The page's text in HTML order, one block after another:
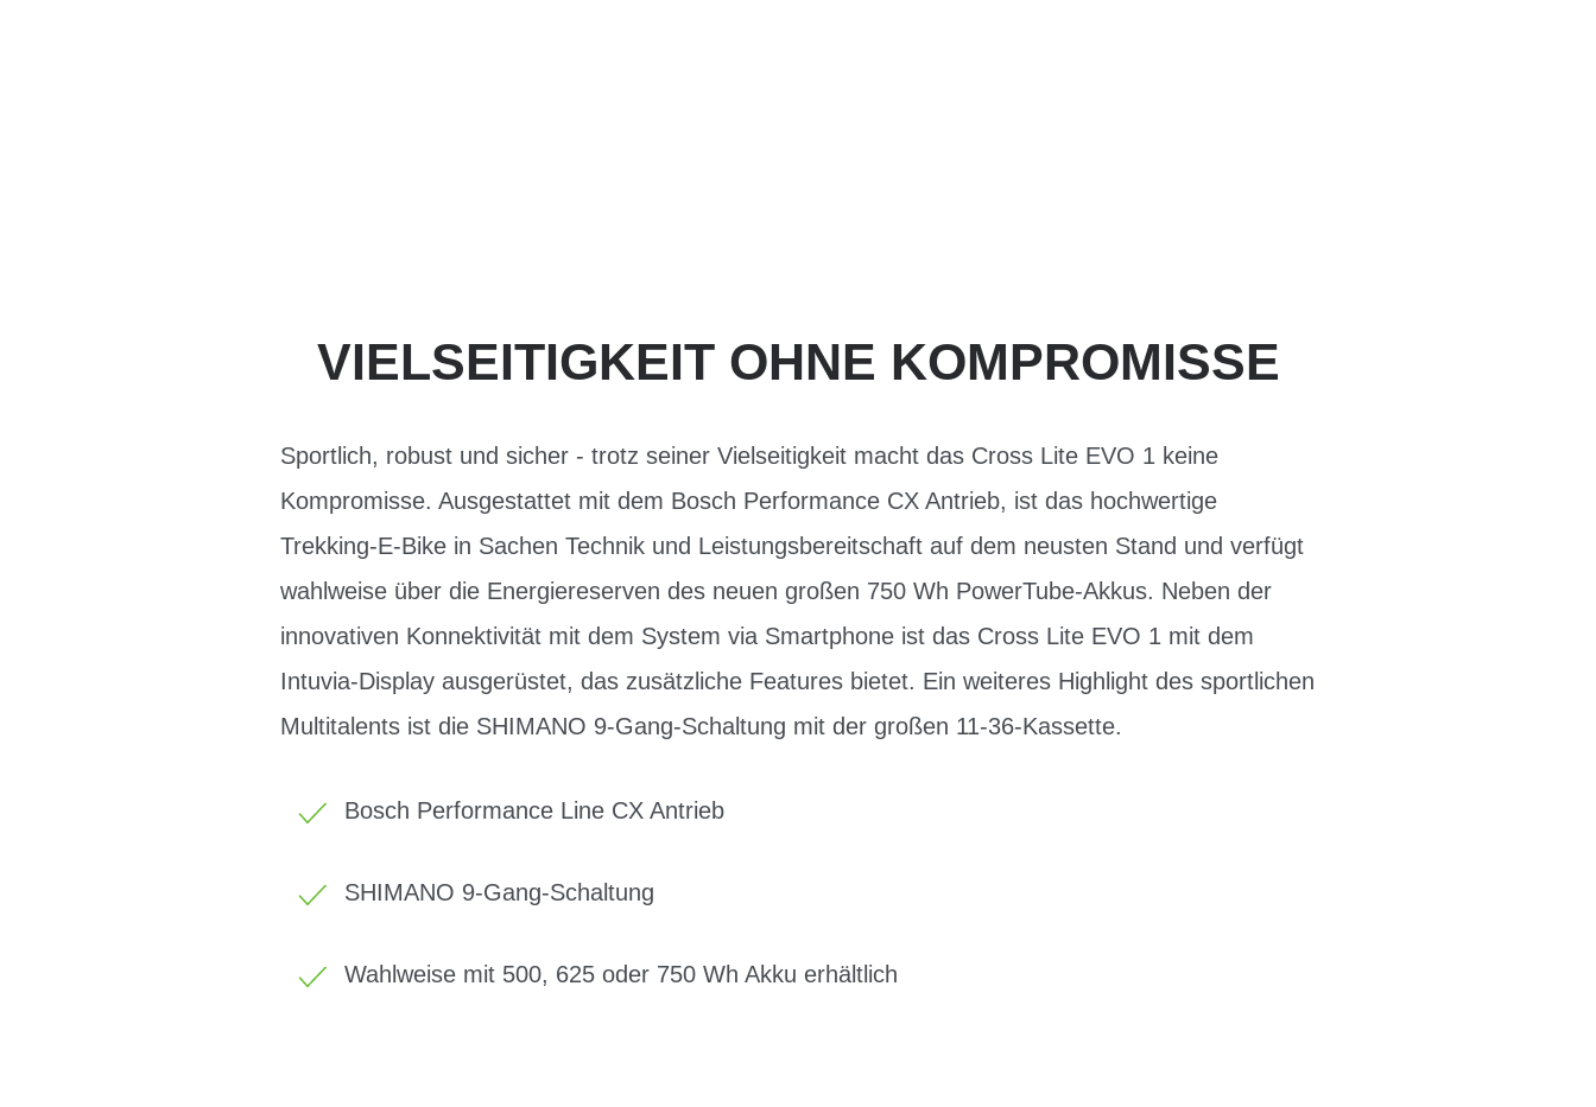
VIELSEITIGKEIT OHNE KOMPROMISSE
Sportlich, robust und sicher - trotz seiner Vielseitigkeit macht das Cross Lite EVO 1 keine
Kompromisse. Ausgestattet mit dem Bosch Performance CX Antrieb, ist das hochwertige
Trekking-E-Bike in Sachen Technik und Leistungsbereitschaft auf dem neusten Stand und verfügt
wahlweise über die Energiereserven des neuen großen 750 Wh PowerTube-Akkus. Neben der
innovativen Konnektivität mit dem System via Smartphone ist das Cross Lite EVO 1 mit dem
Intuvia-Display ausgerüstet, das zusätzliche Features bietet. Ein weiteres Highlight des sportlichen
Multitalents ist die SHIMANO 9-Gang-Schaltung mit der großen 11-36-Kassette.
Bosch Performance Line CX Antrieb
SHIMANO 9-Gang-Schaltung
Wahlweise mit 500, 625 oder 750 Wh Akku erhältlich